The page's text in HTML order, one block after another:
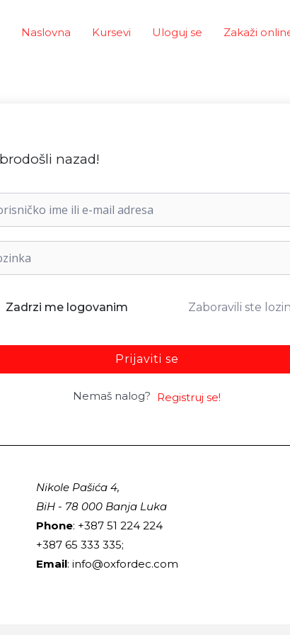
Naslovna Kursevi Uloguj se Zakaži
nazad!
Zadrzi me logovanim Zaboravili ste
Prijaviti se
Nemaš nalog? Registruj se!
Nikole Pašića 4,
BiH - 78 000 Banja Luka
Phone: +387 51 224 224
+387 65 333 335;
Email: info@oxfordec.com